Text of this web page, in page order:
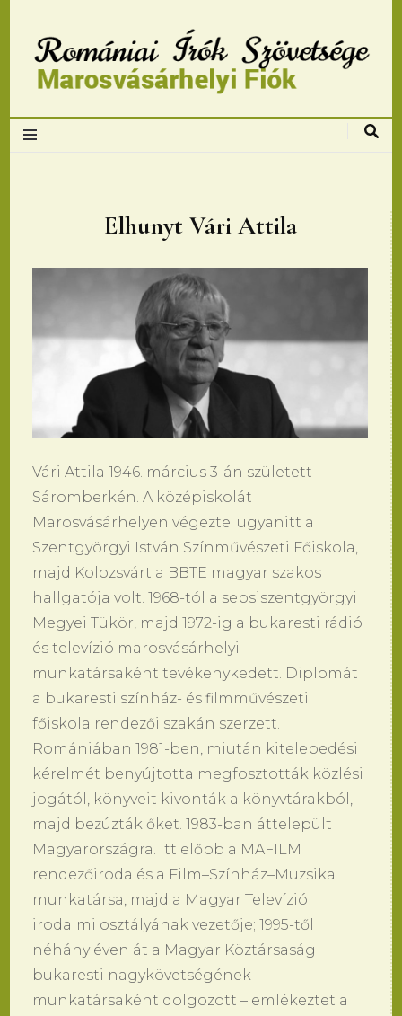
Romániai Írók
Marosvásárhelyi
fiok
Elhunyt Vári Attila
Vári Attila 1946. március 3-án született
Sáromberkén. A középiskolát
Marosvásárhelyen végezte; ugyanitt a
Szentgyörgyi István Színművészeti Főiskola,
majd Kolozsvárt a BBTE magyar szakos
hallgatója volt. 1968-tól a sepsiszentgyörgyi
Megyei Tükör, majd 1972-ig a bukaresti rádió
és televízió marosvásárhelyi
munkatársaként tevékenykedett. Diplomát
a bukaresti színház- és filmművészeti
főiskola rendezői szakán szerzett.
Romániában 1981-ben, miután kitelepedési
kérelmét benyújtotta megfosztották közlési
jogától, könyveit kivonták a könyvtárakból,
majd bezúzták őket. 1983-ban áttelepült
Magyarországra. Itt előbb a MAFILM
rendezőiroda és a Film–Színház–Muzsika
munkatársa, majd a Magyar Televízió
irodalmi osztályának vezetője; 1995-től
néhány éven át a Magyar Köztársaság
bukaresti nagykövetségének
munkatársaként dolgozott – emlékeztet a